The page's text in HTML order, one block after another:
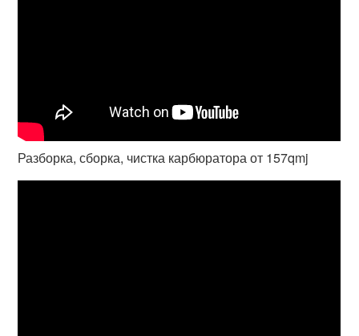
Разборка, сборка, чистка карбюратора от 157qmj